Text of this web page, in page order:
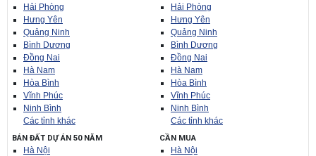
Hải Phòng
Hưng Yên
Quảng Ninh
Bình Dương
Đồng Nai
Hà Nam
Hòa Bình
Vĩnh Phúc
Ninh Bình
Các tỉnh khác
Hải Phòng
Hưng Yên
Quảng Ninh
Bình Dương
Đồng Nai
Hà Nam
Hòa Bình
Vĩnh Phúc
Ninh Bình
Các tỉnh khác
BÁN ĐẤT DỰ ÁN 50 NĂM
Hà Nội
CẦN MUA
Hà Nội